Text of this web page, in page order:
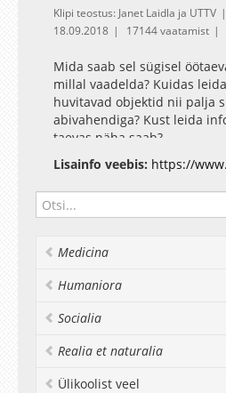
Klipi teostus: Janet Laidla ja UTTV
18.09.2018
17144 vaatamist
Mida saab sel sügisel
millal vaadelda? Kuidas
huvitavad objektid nii palja
abivahendiga? Kust leida
taevas näha saab?
Tähetorni Facebook
Lisainfo veebis: https://
Medicina
Humaniora
Socialia
Realia et naturalia
Ülikoolist veel